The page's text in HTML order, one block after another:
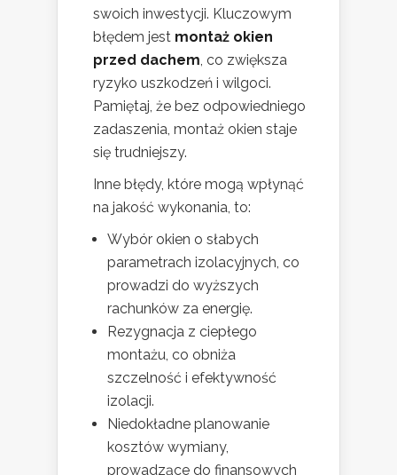
swoich inwestycji. Kluczowym
błędem jest montaż okien
przed dachem , co zwiększa
ryzyko uszkodzeń i wilgoci.
Pamiętaj, że bez odpowiedniego
zadaszenia, montaż okien staje
się trudniejszy.
Inne błędy, które mogą wpłynąć
na jakość wykonania, to:
Wybór okien o słabych
parametrach izolacyjnych, co
prowadzi do wyższych
rachunków za energię.
Rezygnacja z ciepłego
montażu, co obniża
szczelność i efektywność
izolacji.
Niedokładne planowanie
kosztów wymiany,
prowadzące do finansowych